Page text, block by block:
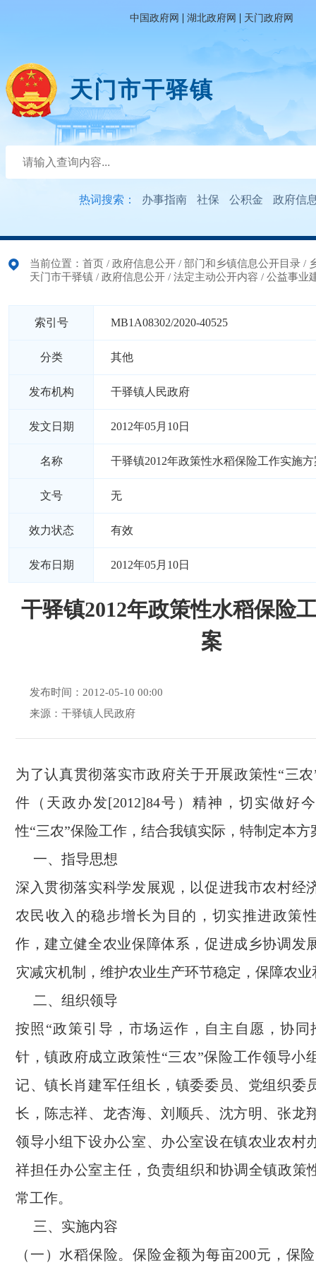
中国政府网 | 湖北政府网 | 天门政府网
天门市干驿镇
热词搜索： 办事指南 社保 公积金 政府信
当前位置： 首页 / 政府信息公开 / 部门和乡镇信息公开目录 /
天门市干驿镇 / 政府信息公开 / 法定主动公开内容 / 公益事业
索引号 MB1A08302/2020-40525
分类 其他
发布机构 干驿镇人民政府
发文日期 2012年05月10日
名称 干驿镇2012年政策性水稻保险工作实施方
文号 无
效力状态 有效
发布日期 2012年05月10日
干驿镇2012年政策性水稻保险
案
发布时间：2012-05-10 00:00
来源：干驿镇人民政府
为了认真贯彻落实市政府关于开展政策性“三
件（天政办发[2012]84号）精神，切实做好
性“三农”保险工作，结合我镇实际，特制定本方
一、指导思想
深入贯彻落实科学发展观，以促进我市农村经
农民收入的稳步增长为目的，切实推进政策
作，建立健全农业保障体系，促进成乡协调发
灾减灾机制，维护农业生产环节稳定，保障农
二、组织领导
按照“政策引导，市场运作，自主自愿，协同
针，镇政府成立政策性“三农”保险工作领导小
记、镇长肖建军任组长，镇委委员、党组织委
长，陈志祥、龙杏海、刘顺兵、沈方明、张龙
领导小组下设办公室、办公室设在镇农业农村
祥担任办公室主任，负责组织和协调全镇政策
常工作。
三、实施内容
（一）水稻保险。保险金额为每亩200元，保